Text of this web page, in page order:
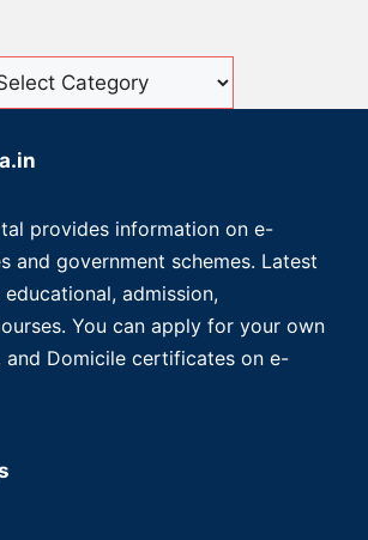
provides information on e-
and government schemes. Latest
admission,
You can apply for your own
and Domicile certificates on e-